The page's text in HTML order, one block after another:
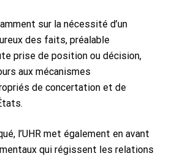
sur la nécessité d’un
des faits, préalable
prise de position ou décision,
aux mécanismes
de concertation et de
l’UHR met également en avant
qui régissent les relations